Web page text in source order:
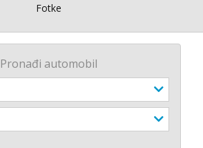
Fotke
Pronađi automobil